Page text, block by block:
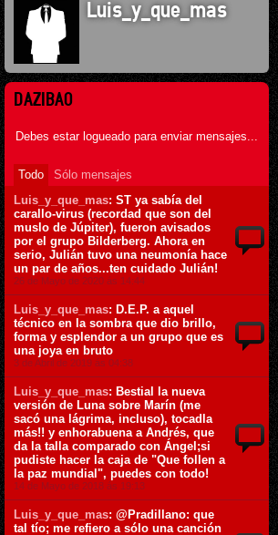
Luis_y_que_mas
DAZIBAO
Debes estar logueado para enviar mensajes...
Todo
Sólo mensajes
Luis_y_que_mas: ST ya sabía del
carallo-virus (recordad que son del
muslo de Júpiter), fueron avisados
por el grupo Bilderberg. Ahora en
serio, Julián tuvo una neumonía hace
un par de años...ten cuidado Julián!
26 de Mayo de 2020 ás 14:44
Luis_y_que_mas: D.E.P. a aquel
técnico en la sombra que dio brillo,
forma y esplendor a un grupo que es
una joya en bruto
3 de Abril de 2019 ás 04:38
Luis_y_que_mas: Bestial la nueva
versión de Luna sobre Marín (me
sacó una lágrima, incluso), tocadla
más!! y enhorabuena a Andrés, que
da la talla comparado con Ángel;si
pudiste hacer la caja de "Que follen a
la paz mundial", puedes con todo!
14 de Mayo de 2018 ás 19:13
Luis_y_que_mas: @Pradillano: que
tal tío; me refiero a sólo una canción